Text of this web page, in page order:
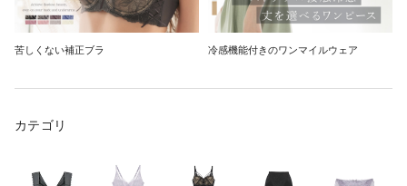
苦しくない補正ブラ 冷感機能付きのワンマイルウェア
カテゴリ